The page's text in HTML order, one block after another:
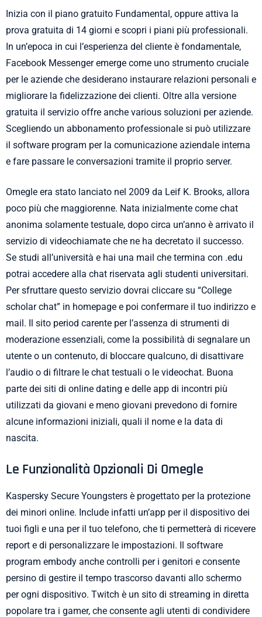
Inizia con il piano gratuito Fundamental, oppure attiva la
prova gratuita di 14 giorni e scopri i piani più professionali.
In un’epoca in cui l’esperienza del cliente è fondamentale,
Facebook Messenger emerge come uno strumento cruciale
per le aziende che desiderano instaurare relazioni personali e
migliorare la fidelizzazione dei clienti. Oltre alla versione
gratuita il servizio offre anche various soluzioni per aziende.
Scegliendo un abbonamento professionale si può utilizzare
il software program per la comunicazione aziendale interna
e fare passare le conversazioni tramite il proprio server.
Omegle era stato lanciato nel 2009 da Leif K. Brooks, allora
poco più che maggiorenne. Nata inizialmente come chat
anonima solamente testuale, dopo circa un’anno è arrivato il
servizio di videochiamate che ne ha decretato il successo.
Se studi all’università e hai una mail che termina con .edu
potrai accedere alla chat riservata agli studenti universitari.
Per sfruttare questo servizio dovrai cliccare su “College
scholar chat” in homepage e poi confermare il tuo indirizzo e
mail. Il sito period carente per l’assenza di strumenti di
moderazione essenziali, come la possibilità di segnalare un
utente o un contenuto, di bloccare qualcuno, di disattivare
l’audio o di filtrare le chat testuali o le videochat. Buona
parte dei siti di online dating e delle app di incontri più
utilizzati da giovani e meno giovani prevedono di fornire
alcune informazioni iniziali, quali il nome e la data di
nascita.
Le Funzionalità Opzionali Di Omegle
Kaspersky Secure Youngsters è progettato per la protezione
dei minori online. Include infatti un’app per il dispositivo dei
tuoi figli e una per il tuo telefono, che ti permetterà di ricevere
report e di personalizzare le impostazioni. Il software
program embody anche controlli per i genitori e consente
persino di gestire il tempo trascorso davanti allo schermo
per ogni dispositivo. Twitch è un sito di streaming in diretta
popolare tra i gamer, che consente agli utenti di condividere